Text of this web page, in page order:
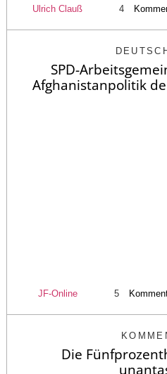
Ulrich Clauß 4
SPD-
Afghanistanpolitik
JF-Online 5
Die